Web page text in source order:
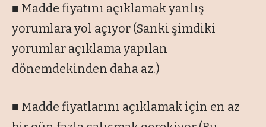
■ Madde fiyatını açıklamak yanlış
yorumlara yol açıyor (Sanki şimdiki
yorumlar açıklama yapılan
dönemdekinden daha az.)
■ Madde fiyatlarını açıklamak için en az